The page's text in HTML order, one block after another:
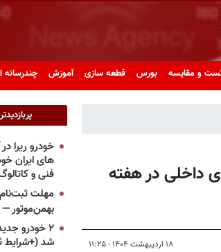
و مقایسه بورس قطعه سازی آموزش چندرسانه
داخلی در هفته
۱۸ اردیبهشت ۱۴۰۴ - ۱۱:۲۵
خودرو ریرا
های ایران
فنی و
مهلت
بهمن‌موتور —
۲ خودرو
شد (+شرایط